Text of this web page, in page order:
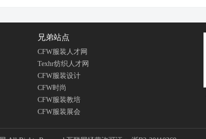
兄弟站点
CFW服装人才网
Texhr纺织人才网
CFW服装设计
CFW时尚
CFW服装教培
CFW服装展会